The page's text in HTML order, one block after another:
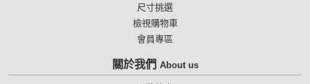
尺寸挑選
檢視購物車
會員專區
關於我們 About us